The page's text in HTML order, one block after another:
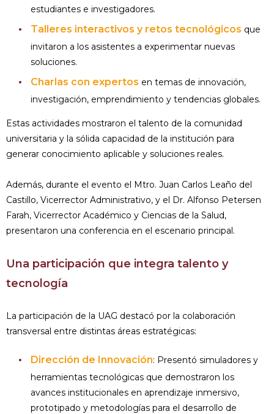
estudiantes e investigadores.
Talleres interactivos y retos tecnológicos que
invitaron a los asistentes a experimentar nuevas
soluciones.
Charlas con expertos en temas de innovación,
investigación, emprendimiento y tendencias globales.
Estas actividades mostraron el talento de la comunidad
universitaria y la sólida capacidad de la institución para
generar conocimiento aplicable y soluciones reales.
Además, durante el evento el Mtro. Juan Carlos Leaño del
Castillo, Vicerrector Administrativo, y el Dr. Alfonso Petersen
Farah, Vicerrector Académico y Ciencias de la Salud,
presentaron una conferencia en el escenario principal.
Una participación que integra talento y
tecnología
La participación de la UAG destacó por la colaboración
transversal entre distintas áreas estratégicas:
Dirección de Innovación: Presentó simuladores y
herramientas tecnológicas que demostraron los
avances institucionales en aprendizaje inmersivo,
prototipado y metodologías para el desarrollo de